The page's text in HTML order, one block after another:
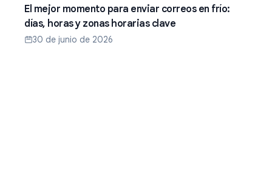
El mejor momento para enviar correos en frío:
días, horas y zonas horarias clave
30 de junio de 2026